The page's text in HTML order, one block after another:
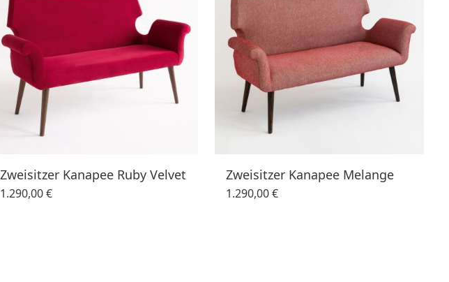
Zweisitzer Kanapee Ruby Velvet
1.290,00 €
Zweisitzer Kanapee Melange
1.290,00 €